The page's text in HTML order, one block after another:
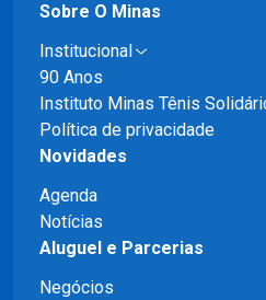
Sobre O Minas
Institucional
90 Anos
Instituto Minas Tênis
Política de privacidade
Novidades
Agenda
Notícias
Aluguel e Parcerias
Negócios